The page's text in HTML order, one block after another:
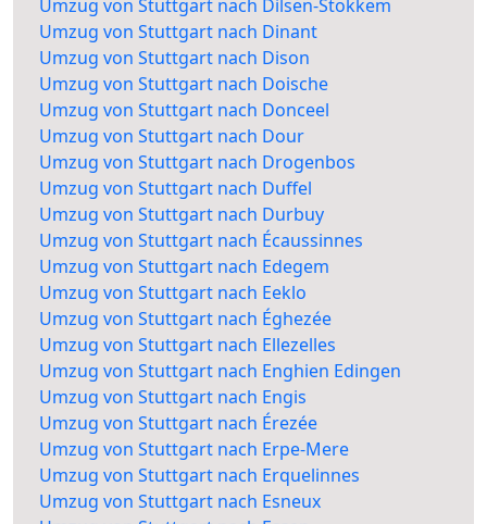
Umzug von Stuttgart nach Dilsen-Stokkem
Umzug von Stuttgart nach Dinant
Umzug von Stuttgart nach Dison
Umzug von Stuttgart nach Doische
Umzug von Stuttgart nach Donceel
Umzug von Stuttgart nach Dour
Umzug von Stuttgart nach Drogenbos
Umzug von Stuttgart nach Duffel
Umzug von Stuttgart nach Durbuy
Umzug von Stuttgart nach Écaussinnes
Umzug von Stuttgart nach Edegem
Umzug von Stuttgart nach Eeklo
Umzug von Stuttgart nach Éghezée
Umzug von Stuttgart nach Ellezelles
Umzug von Stuttgart nach Enghien Edingen
Umzug von Stuttgart nach Engis
Umzug von Stuttgart nach Érezée
Umzug von Stuttgart nach Erpe-Mere
Umzug von Stuttgart nach Erquelinnes
Umzug von Stuttgart nach Esneux